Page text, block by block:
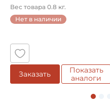
Вес товара 0.8 кг.
Нет в наличии
Заказать
Показать
аналоги